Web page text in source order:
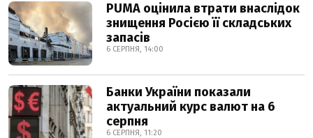
PUMA оцінила втрати внаслідок
знищення Росією її складських
запасів
6 СЕРПНЯ, 14:00
Банки України показали
актуальний курс валют на 6
серпня
6 СЕРПНЯ, 11:20